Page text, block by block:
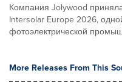
Компания Jolywood
Intersolar Europe 2026,
фотоэлектрической
More Releases From This